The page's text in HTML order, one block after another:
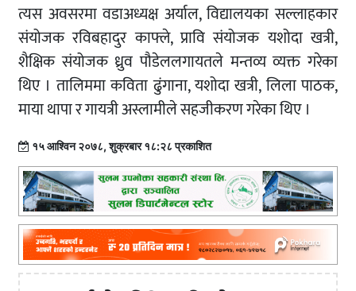
त्यस अवसरमा वडाअध्यक्ष अर्याल, विद्यालयका सल्लाहकार
संयोजक रविबहादुर काफ्ले, प्रावि संयोजक यशोदा खत्री,
शैक्षिक संयोजक ध्रुव पौडेललगायतले मन्तव्य व्यक्त गरेका
थिए । तालिममा कविता ढुंगाना, यशोदा खत्री, लिला पाठक,
माया थापा र गायत्री अस्लामीले सहजीकरण गरेका थिए ।
१५ आश्विन २०७८, शुक्रबार १८:२८ प्रकाशित